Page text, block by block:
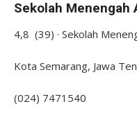
Sekolah Menengah
4,8 (39) · Sekolah
Kota Semarang, Jawa
(024) 7471540